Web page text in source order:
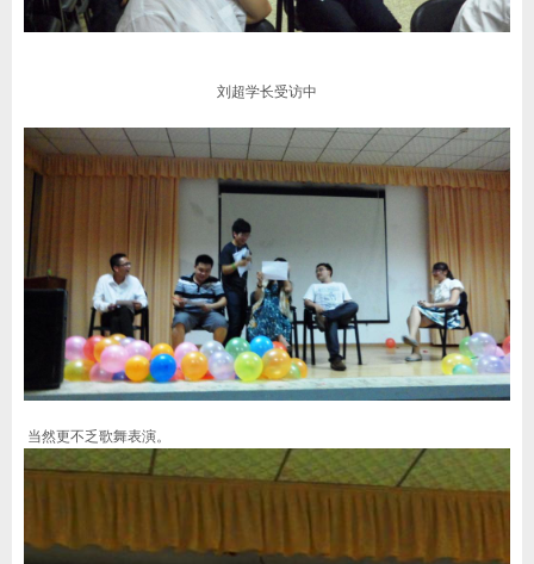
刘超学长受访中
当然更不乏歌舞表演。